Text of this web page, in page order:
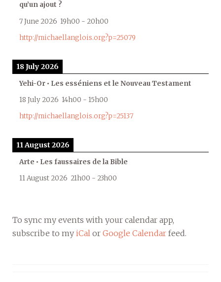
qu’un ajout ?
7 June 2026 19h00 - 20h00
http://michaellanglois.org?p=25079
18 July 2026
Yehi-Or • Les esséniens et le Nouveau Testament
18 July 2026 14h00 - 15h00
http://michaellanglois.org?p=25137
11 August 2026
Arte • Les faussaires de la Bible
11 August 2026 21h00 - 23h00
To sync my events with your calendar app,
subscribe to my iCal or Google Calendar feed.